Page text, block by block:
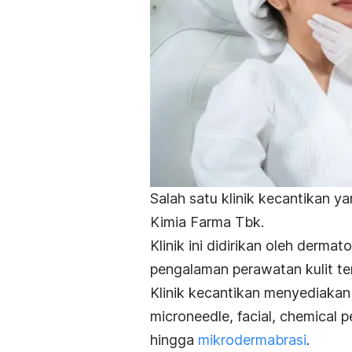
Salah satu klinik kecantikan
Kimia Farma Tbk.
Klinik ini didirikan oleh
pengalaman perawatan kulit
Klinik kecantikan
microneedle, facial, chemical
hingga mikrodermabrasi.